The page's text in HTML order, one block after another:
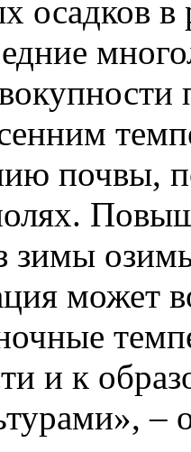
осадков в
почвы,
зимы
может
и к
–